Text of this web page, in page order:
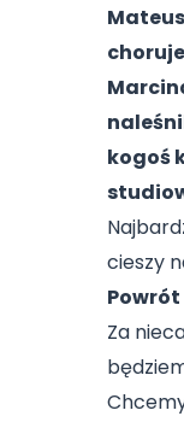
kogoś
cieszy
Za